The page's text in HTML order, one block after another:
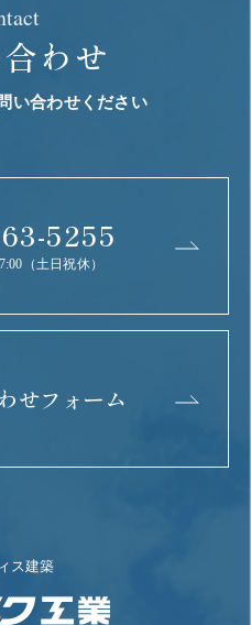
わせ
い合わせください
5255
（土日祝休）
せフォーム
ス建築